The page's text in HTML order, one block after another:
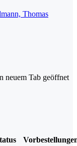
Thomas
neuem Tab geöffnet